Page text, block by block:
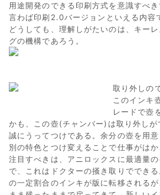
用途開発のできる印刷方式を意識すべ
言わば印刷2.0バージョンといえる内容
どうしても、理解しがたいのは、キー
グの機構であろう。
取り外しの
このインキ
レードで壺
かも、この壺(チャンバー)は取り外しが
誠にうってつけである。余分の壺を用
別の特色とつけ変えることで仕事がはか
注目すべきは、アニロックスに最適量
で、これはドクターの掻き取りででき
の一定割合のインキが版に転移される